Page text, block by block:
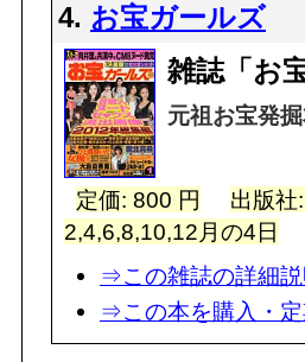
4. お宝ガールズ
雑誌「お
元祖お宝発
定価: 800 円
出版
2,4,6,8,10,12月の4日
⇒この雑誌の詳細
⇒この本を購入・